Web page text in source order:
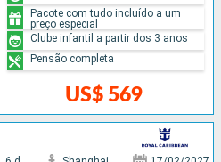
US$ 569
Pacote com tudo incluído a um
preço especial
Clube infantil a partir dos 3 anos
Pensão completa